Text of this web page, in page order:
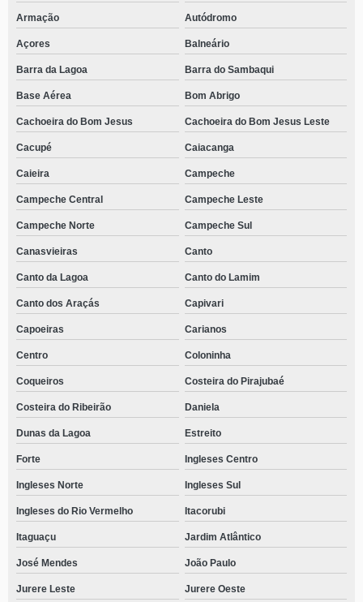
Armação Autódromo
Açores Balneário
Barra da Lagoa Barra do Sambaqui
Base Aérea Bom Abrigo
Cachoeira do Bom Jesus Cachoeira do Bom Jesus Leste
Cacupé Caiacanga
Caieira Campeche
Campeche Central Campeche Leste
Campeche Norte Campeche Sul
Canasvieiras Canto
Canto da Lagoa Canto do Lamim
Canto dos Araçás Capivari
Capoeiras Carianos
Centro Coloninha
Coqueiros Costeira do Pirajubaé
Costeira do Ribeirão Daniela
Dunas da Lagoa Estreito
Forte Ingleses Centro
Ingleses Norte Ingleses Sul
Ingleses do Rio Vermelho Itacorubi
Itaguaçu Jardim Atlântico
José Mendes João Paulo
Jurere Leste Jurere Oeste